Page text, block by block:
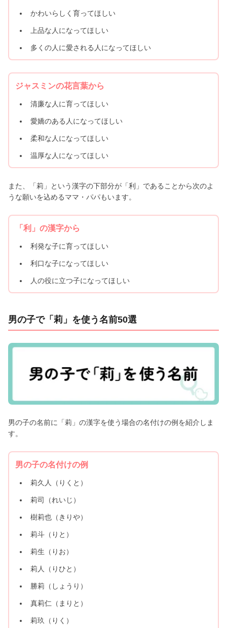
かわいらしく育ってほしい
上品な人になってほしい
多くの人に愛される人になってほしい
ジャスミンの花言葉から
清廉な人に育ってほしい
愛嬌のある人になってほしい
柔和な人になってほしい
温厚な人になってほしい
また、「莉」という漢字の下部分が「利」であることから次のよ
うな願いを込めるママ・パパもいます。
「利」の漢字から
利発な子に育ってほしい
利口な子になってほしい
人の役に立つ子になってほしい
男の子で「莉」を使う名前50選
男の子の名前に「莉」の漢字を使う場合の名付けの例を紹介しま
す。
男の子の名付けの例
莉久人（りくと）
莉司（れいじ）
樹莉也（きりや）
莉斗（りと）
莉生（りお）
莉人（りひと）
勝莉（しょうり）
真莉仁（まりと）
莉玖（りく）